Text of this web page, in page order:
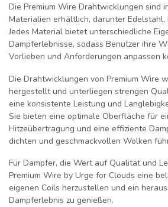
Die Premium Wire Drahtwicklungen sind
Materialien erhältlich, darunter Edelstahl,
Jedes Material bietet unterschiedliche
Dampferlebnisse, sodass Benutzer ihre
Vorlieben und Anforderungen anpassen
Die Drahtwicklungen von Premium Wire
hergestellt und unterliegen strengen
eine konsistente Leistung und
Sie bieten eine optimale Oberfläche für
Hitzeübertragung und eine effiziente
dichten und geschmackvollen Wolken
Für Dampfer, die Wert auf Qualität und
Premium Wire by Urge for Clouds eine
eigenen Coils herzustellen und ein
Dampferlebnis zu genießen.